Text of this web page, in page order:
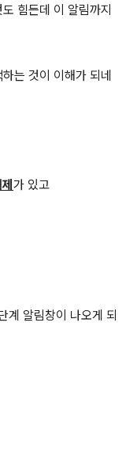
힘든데 이 알림까지
는 것이 이해가 되네
가 있고
계 알림창이 나오게 되